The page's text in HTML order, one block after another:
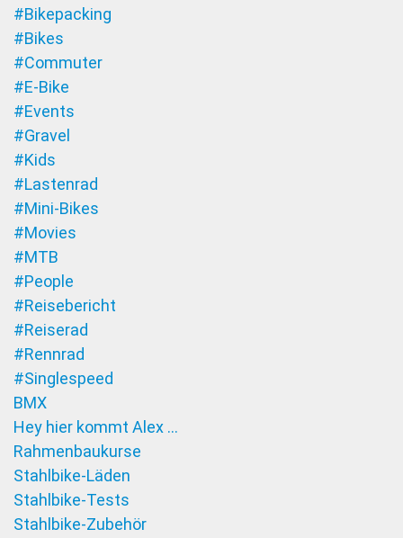
#Bikepacking
#Bikes
#Commuter
#E-Bike
#Events
#Gravel
#Kids
#Lastenrad
#Mini-Bikes
#Movies
#MTB
#People
#Reisebericht
#Reiserad
#Rennrad
#Singlespeed
BMX
Hey hier kommt Alex …
Rahmenbaukurse
Stahlbike-Läden
Stahlbike-Tests
Stahlbike-Zubehör